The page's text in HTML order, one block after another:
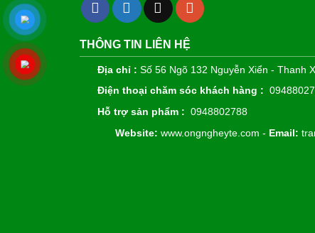
THÔNG TIN LIÊN HỆ
Địa chỉ : Số 56 Ngõ 132 Nguyễn Xiển - Thanh
Điện thoại chăm sóc khách hàng :
Hỗ trợ sản phẩm : 0948802788
Website: www.ongngheyte.com - Email: